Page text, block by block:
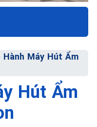
Hành Máy Hút Ẩm
Hút Ẩm